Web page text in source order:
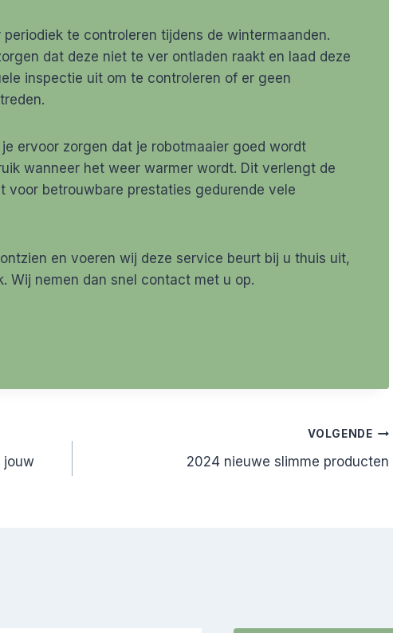
te controleren tijdens de wintermaanden.
dat deze niet te ver ontladen raakt en laad deze
inspectie uit om te controleren of er geen
ervoor zorgen dat je robotmaaier goed wordt
wanneer het weer warmer wordt. Dit verlengt de
voor betrouwbare prestaties gedurende vele
en voeren wij deze service beurt bij u thuis uit,
Wij nemen dan snel contact met u op.
jouw
VOLGENDE
2024 nieuwe slimme producten